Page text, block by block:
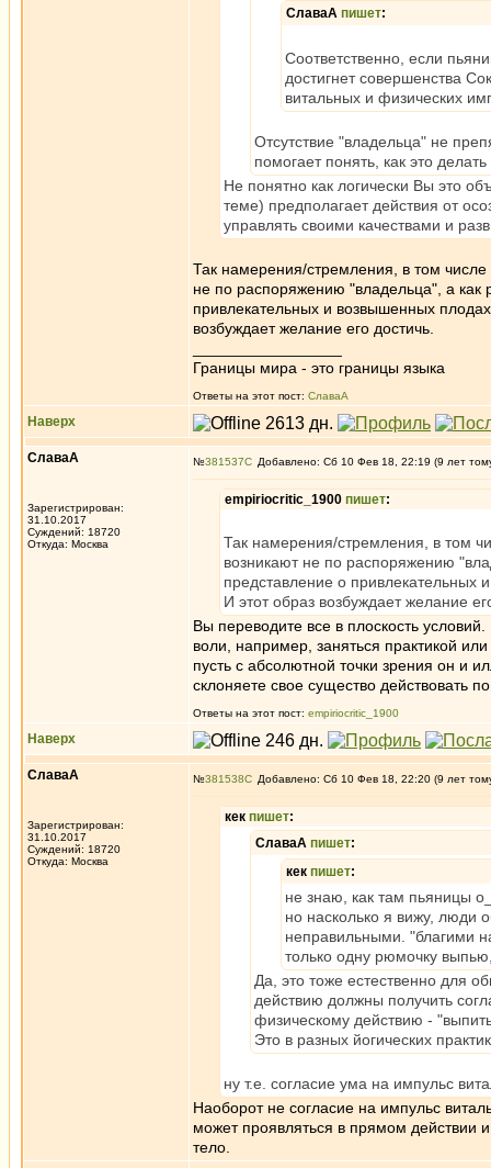
СлаваА пишет:
Соответственно, если
достигнет совершенства
витальных и физических
Отсутствие "владельца" не
помогает понять, как это
Не понятно как логически Вы это
теме) предполагает действия от
управлять своими качествами и
Так намерения/стремления, в том
не по распоряжению "владельца", а как
привлекательных и возвышенных
возбуждает желание его достичь.
Границы мира - это границы языка
Ответы на этот пост: СлаваА
Наверх
СлаваА
Зарегистрирован:
31.10.2017
Суждений: 18720
Откуда: Москва
№381537 Добавлено: Сб 10 Фев 18, 22:19 (9 лет
empiriocritic_1900 пишет:
Так намерения/стремления, в том
возникают не по распоряжению
представление о привлекательных
И этот образ возбуждает желание
Вы переводите все в плоскость
воли, например, заняться практикой
пусть с абсолютной точки зрения он и
склоняете свое существо действовать
Ответы на этот пост: empiriocritic_1900
Наверх
СлаваА
Зарегистрирован:
31.10.2017
Суждений: 18720
Откуда: Москва
№381538 Добавлено: Сб 10 Фев 18, 22:20 (9 лет
кек пишет:
СлаваА пишет:
кек пишет:
не знаю, как там пьяницы
но насколько я вижу, люди
неправильными. "благими
только одну рюмочку
Да, это тоже естественно для
действию должны получить
физическому действию -
Это в разных йогических
ну т.е. согласие ума на импульс
Наоборот не согласие на импульс
может проявляться в прямом действии
тело.